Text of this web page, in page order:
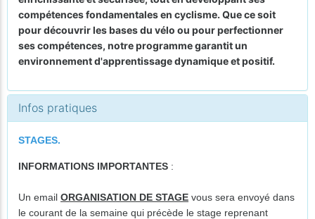
compétences fondamentales en cyclisme. Que ce soit
pour découvrir les bases du vélo ou pour perfectionner
ses compétences, notre programme garantit un
environnement d'apprentissage dynamique et positif.
Infos pratiques
STAGES.
INFORMATIONS IMPORTANTES :
Un email ORGANISATION DE STAGE vous sera envoyé dans
le courant de la semaine qui précède le stage reprenant